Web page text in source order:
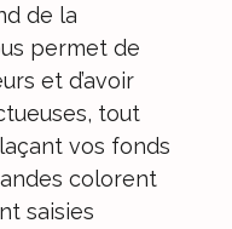
de la
permet de
et d’avoir
tout
vos fonds
colorent
saisies